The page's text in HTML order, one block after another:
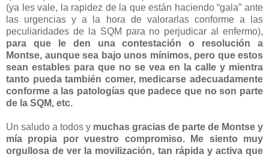
(ya les vale, la rapidez de la que están haciendo “gala” ante
las urgencias y a la hora de valorarlas conforme a las
peculiaridades de la SQM para no perjudicar al enfermo),
para que le den una contestación o resolución a
Montse, aunque sea bajo unos mínimos, pero que estos
sean estables para que no se vea en la calle y mientra
tanto pueda también comer, medicarse adecuadamente
conforme a las patologías que padece que no son parte
de la SQM, etc.
Un saludo a todos y muchas gracias de parte de Montse y
mía propia por vuestro compromiso. Me siento muy
orgullosa de ver la movilización, tan rápida y activa que